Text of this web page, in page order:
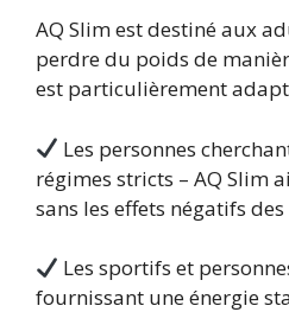
AQ Slim est destiné aux
perdre du poids de
est particulièrement
Les personnes
régimes stricts – AQ Slim
sans les effets négatifs
Les sportifs et
fournissant une énergie